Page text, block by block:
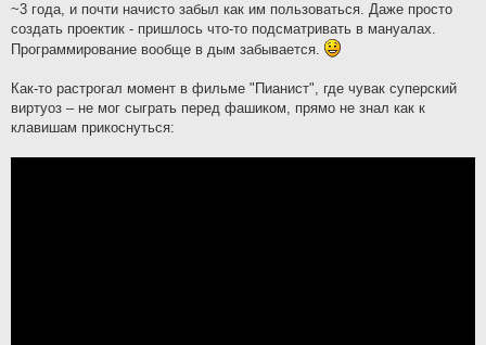
~3 года, и почти начисто забыл как им пользоваться. Даже просто
создать проектик - пришлось что-то подсматривать в мануалах.
Программирование вообще в дым забывается.
Как-то растрогал момент в фильме "Пианист", где чувак суперский
виртуоз – не мог сыграть перед фашиком, прямо не знал как к
клавишам прикоснуться: